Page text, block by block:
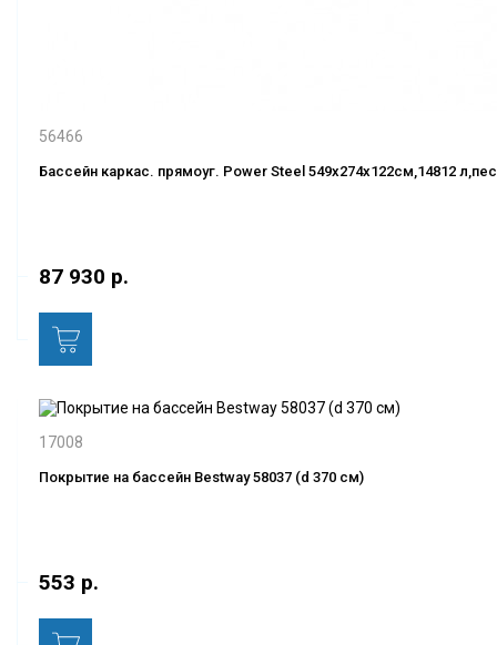
56466
Бассейн каркас. прямоуг. Power Steel 549х274х122см,14812
87 930 р.
17008
Покрытие на бассейн Bestway 58037 (d 370 см)
553 р.